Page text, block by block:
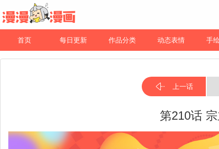
首页 每日更新 作品分类 动态表情 手
上一话
第210话